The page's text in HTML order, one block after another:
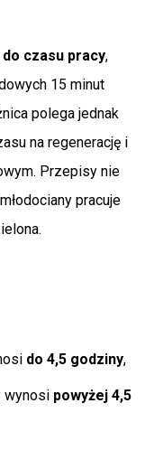
czasu pracy,
15 minut
polega jednak
na regenerację i
Przepisy nie
pracuje
do 4,5 godziny,
wynosi powyżej 4,5